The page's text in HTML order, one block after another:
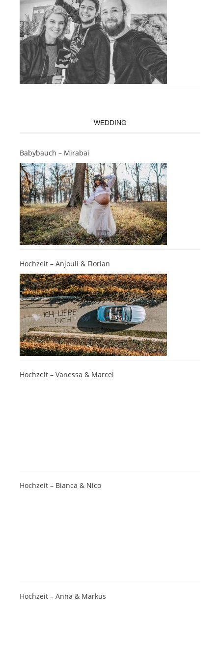
WEDDING
Babybauch – Mirabai
Hochzeit – Anjouli & Florian
Hochzeit – Vanessa & Marcel
Hochzeit – Bianca & Nico
Hochzeit – Anna & Markus